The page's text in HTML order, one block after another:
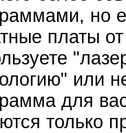
но
платы
или
для
только